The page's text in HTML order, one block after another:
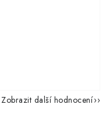
Zobrazit další hodnocení